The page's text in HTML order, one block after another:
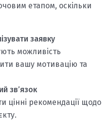
етапом, оскільки
заявку
можливість
вашу мотивацію та
зв’язок
цінні рекомендації щодо